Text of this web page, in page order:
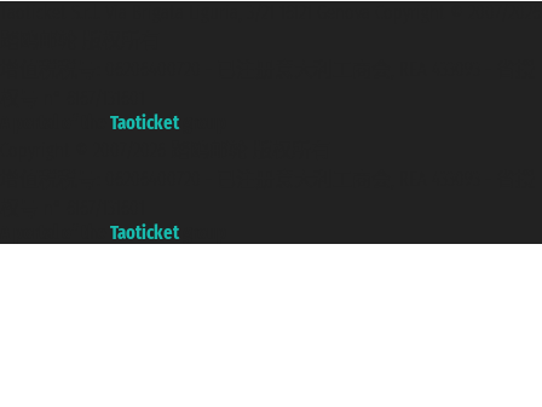
Taoticket
Taoticket